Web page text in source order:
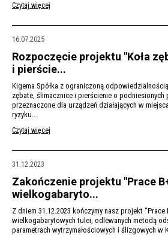
Czytaj więcej
16.07.2025
Rozpoczęcie projektu "Koła
i pierście...
Kigema Spółka z ograniczoną
zębate, ślimacznice i pierścienie o podniesionych
przeznaczone dla urządzeń działających w
ryzyku...
Czytaj więcej
31.12.2023
Zakończenie projektu "Prace
wielkogabaryto...
Z dniem 31.12.2023 kończymy nasz projekt “Prace
wielkogabarytowych tulei, odlewanych metodą
parametrach wytrzymałościowych i ślizgowych w